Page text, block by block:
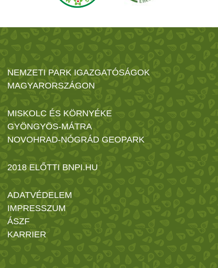
NEMZETI PARK IGAZGATÓSÁGOK
MAGYARORSZÁGON
MISKOLC ÉS KÖRNYÉKE
GYÖNGYÖS-MÁTRA
NOVOHRAD-NÓGRÁD GEOPARK
2018 ELŐTTI BNPI.HU
ADATVÉDELEM
IMPRESSZUM
ÁSZF
KARRIER